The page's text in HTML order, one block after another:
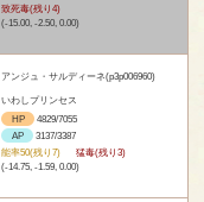
致死毒(残り4)
(-15.00, -2.50, 0.00)
アンジュ・サルディーネ(p3p006960)
いわしプリンセス
HP
4829/7055
AP
3137/3387
能率50(残り7)
猛毒(残り3)
(-14.75, -1.59, 0.00)